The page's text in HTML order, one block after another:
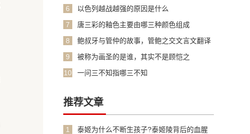
6
以色列越战越强的原因是什么
7
唐三彩的釉色主要由哪三种颜色组成
8
鲍叔牙与管仲的故事，管鲍之交文言文翻译
9
被称为画圣的是谁，其实不是顾恺之
10
一问三不知指哪三不知
推荐文章
1
泰姬为什么不断生孩子?泰姬陵背后的血腥